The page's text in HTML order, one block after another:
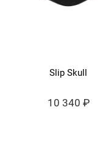
Slip Skull
10 340 ₽